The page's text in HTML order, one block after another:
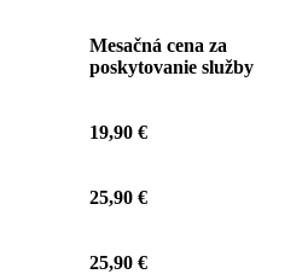
Mesačná cena za
poskytovanie služby
19,90 €
25,90 €
25,90 €